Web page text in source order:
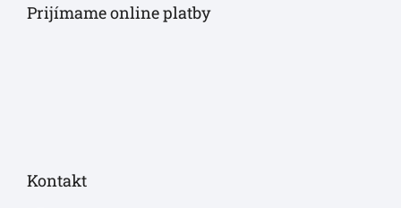
Prijímame online platby
Kontakt